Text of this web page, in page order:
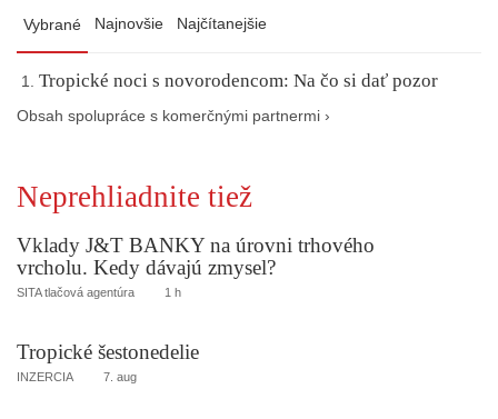
Vybrané Najnovšie Najčítanejšie
Tropické noci s novorodencom: Na čo si dať pozor
Obsah spolupráce s komerčnými partnermi ›
Neprehliadnite tiež
Vklady J&T BANKY na úrovni trhového
vrcholu. Kedy dávajú zmysel?
SITA tlačová agentúra 1 h
Tropické šestonedelie
INZERCIA 7. aug